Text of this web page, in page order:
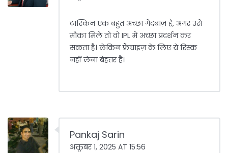
टास्किन एक बहुत अच्छा गेंदबाज़ है, अगर उसे
मौका मिले तो वो IPL में अच्छा प्रदर्शन कर
सकता है। लेकिन फ्रैंचाइज़ के लिए ये रिस्क
नहीं लेना बेहतर है।
Pankaj Sarin
अक्तूबर 1, 2025 AT 15:56